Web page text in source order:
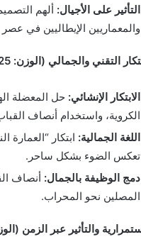
التأثير على الأجيال: ألهم
والمعماريين الإيطاليين في
الابتكار الإنشائي: حل المعضلة
الكروية، واستخدام أنصاف
اللغة الجمالية:
تعكس الضوء بشكل ساحر.
دمج الوظيفة بالجمال: أنصاف
المصلين نحو المحراب.